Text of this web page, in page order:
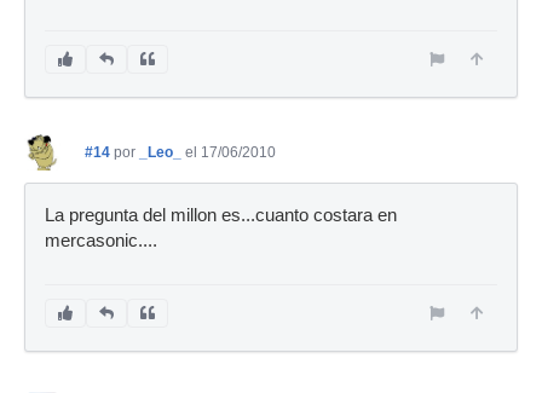
#14 por _Leo_ el 17/06/2010
La pregunta del millon es...cuanto costara en
mercasonic....